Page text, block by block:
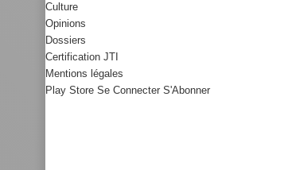
Culture
Opinions
Dossiers
Certification JTI
Mentions légales
Play Store Se Connecter S'Abonner